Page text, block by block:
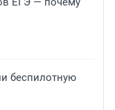
беспилотную